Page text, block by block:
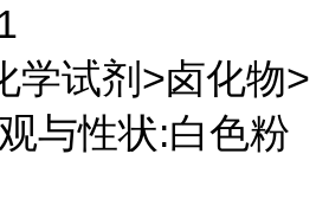
学试剂>卤化物>
与性状:白色粉